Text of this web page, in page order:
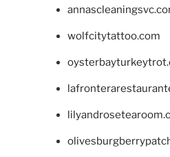
wolfcitytattoo.com